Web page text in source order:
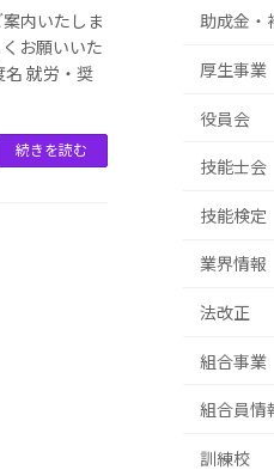
内いたしま
お願いいた
就労・奨
続きを読む
助成金・
厚生事業
役員会
技能士会
技能検定
業界情報
法改正
組合事業
組合員情
訓練校